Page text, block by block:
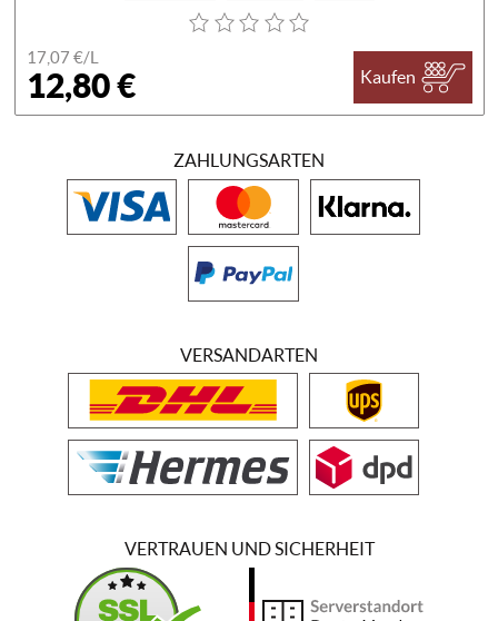
17,07 €/L
12,80 € Kaufen
ZAHLUNGSARTEN
VERSANDARTEN
VERTRAUEN UND SICHERHEIT